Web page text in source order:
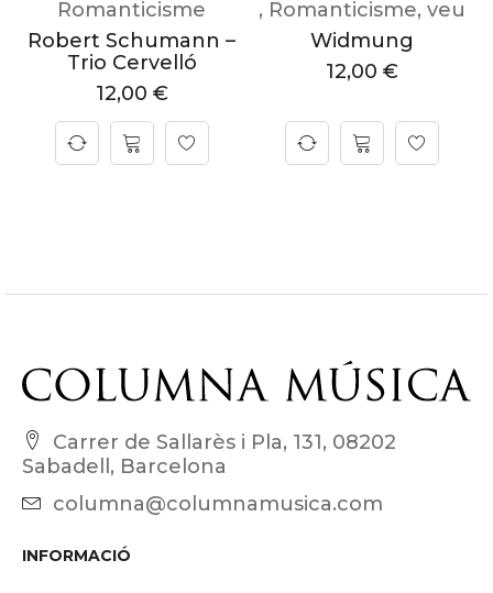
Romanticisme
Robert Schumann –
Trio Cervelló
12,00 €
, Romanticisme, veu
Widmung
12,00 €
Carrer de Sallarès i Pla, 131, 08202
Sabadell, Barcelona
columna@columnamusica.com
INFORMACIÓ